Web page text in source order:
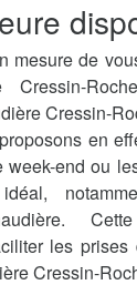
mesure de
Cressin-
Cressin-
en
week-end ou
les
Cressin-